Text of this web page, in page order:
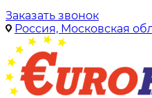
Заказать звонок
Россия, Московская